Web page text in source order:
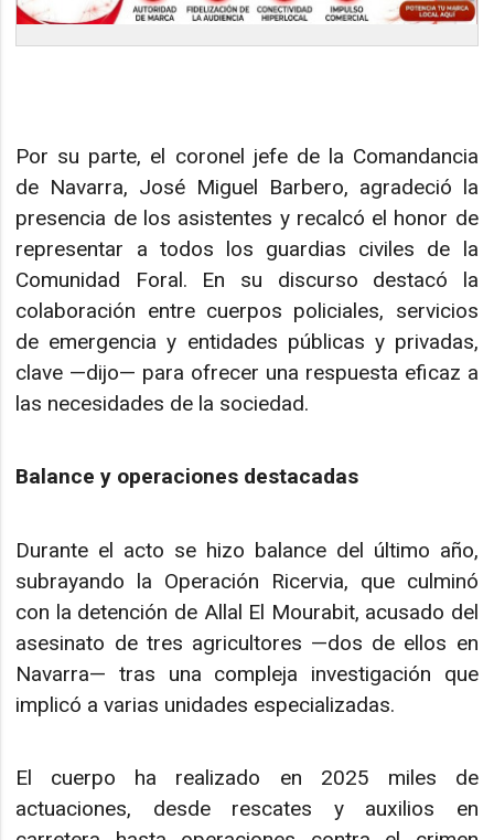
Por su parte, el coronel jefe de la Comandancia
de Navarra, José Miguel Barbero, agradeció la
presencia de los asistentes y recalcó el honor de
representar a todos los guardias civiles de la
Comunidad Foral. En su discurso destacó la
colaboración entre cuerpos policiales, servicios
de emergencia y entidades públicas y privadas,
clave —dijo— para ofrecer una respuesta eficaz a
las necesidades de la sociedad.
Balance y operaciones destacadas
Durante el acto se hizo balance del último año,
subrayando la Operación Ricervia, que culminó
con la detención de Allal El Mourabit, acusado del
asesinato de tres agricultores —dos de ellos en
Navarra— tras una compleja investigación que
implicó a varias unidades especializadas.
El cuerpo ha realizado en 2025 miles de
actuaciones, desde rescates y auxilios en